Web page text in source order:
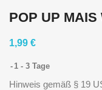
POP UP MAIS
1,99 €
1 - 3 Tage
Hinweis gemäß § 19